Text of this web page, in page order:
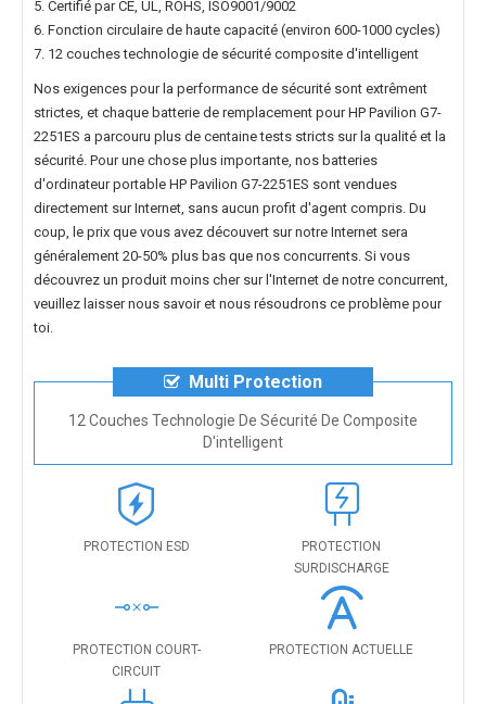
5. Certifié par CE, UL, ROHS, ISO9001/9002
6. Fonction circulaire de haute capacité (environ 600-1000 cycles)
7. 12 couches technologie de sécurité composite d'intelligent
Nos exigences pour la performance de sécurité sont extrêment
strictes, et chaque batterie de remplacement pour HP Pavilion G7-
2251ES a parcouru plus de centaine tests stricts sur la qualité et la
sécurité. Pour une chose plus importante, nos batteries
d'ordinateur portable HP Pavilion G7-2251ES sont vendues
directement sur Internet, sans aucun profit d'agent compris. Du
coup, le prix que vous avez découvert sur notre Internet sera
généralement 20-50% plus bas que nos concurrents. Si vous
découvrez un produit moins cher sur l'Internet de notre concurrent,
veuillez laisser nous savoir et nous résoudrons ce problème pour
toi.
Multi Protection
12 Couches Technologie De Sécurité De Composite
D'intelligent
PROTECTION ESD
PROTECTION
SURDISCHARGE
PROTECTION COURT-
CIRCUIT
PROTECTION ACTUELLE